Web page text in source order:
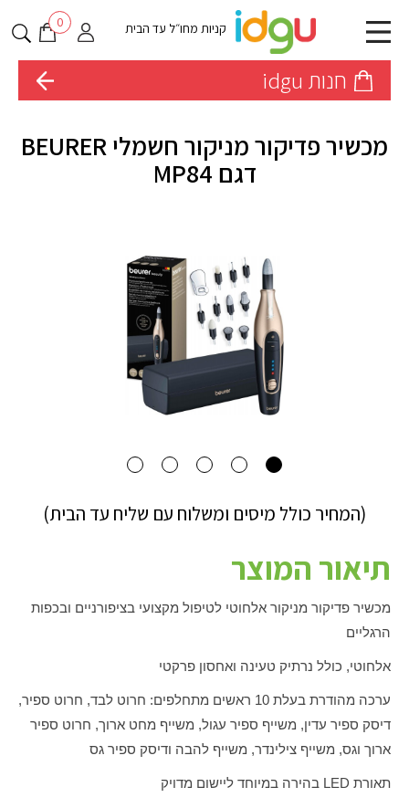
קניות מחו״ל עד הבית 0
חנות idgu
מכשיר פדיקור מניקור חשמלי BEURER
דגם MP84
(המחיר כולל מיסים ומשלוח עם שליח עד הבית)
תיאור המוצר
מכשיר פדיקור מניקור אלחוטי לטיפול מקצועי בציפורניים ובכפות
הרגליים
אלחוטי, כולל נרתיק טעינה ואחסון פרקטי
ערכה מהודרת בעלת 10 ראשים מתחלפים: חרוט לבד, חרוט ספיר,
דיסק ספיר עדין, משייף ספיר עגול, משייף מחט ארוך, חרוט ספיר
ארוך וגס, משייף צילינדר, משייף להבה ודיסק ספיר גס
תאורת LED בהירה במיוחד ליישום מדויק